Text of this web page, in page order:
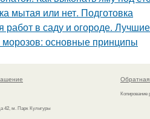
мытая или нет. Подготовка
работ в саду и огороде.
основные принципы
42, м. Парк Культуры
Обратная
Копирование